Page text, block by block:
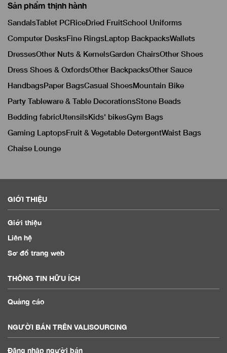
Sản phẩm thịnh hành
SandalsTablet PCRiceDried FruitSchool Uniforms
Computer DesksFine RingsLaptop BackpacksWallets
DressesOther Nuts & KernelsGarden ChairsOther Shoes
Dress Shoes & OxfordsOther BackpacksOther Sauce
HandbagsPaper BagsCasual ShoesMountain Bike
Party Tableware & Table DecorationsStone Beads
Bedding fabricUtensilsKids' bikesGym Bags
Gaming LaptopsFruit & Vegetable DetergentWaist Bags
Chaise Lounge
GIỚI THIỆU
Giới thiệu
Liên hệ
Sơ đồ trang web
THÔNG TIN HỮU ÍCH
Quảng cáo
NGƯỜI BÁN TRÊN VALISOURCING
Đăng nhập người bán